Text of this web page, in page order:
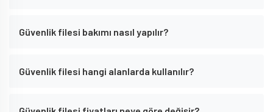
Güvenlik filesi bakımı nasıl yapılır?
Güvenlik filesi hangi alanlarda kullanılır?